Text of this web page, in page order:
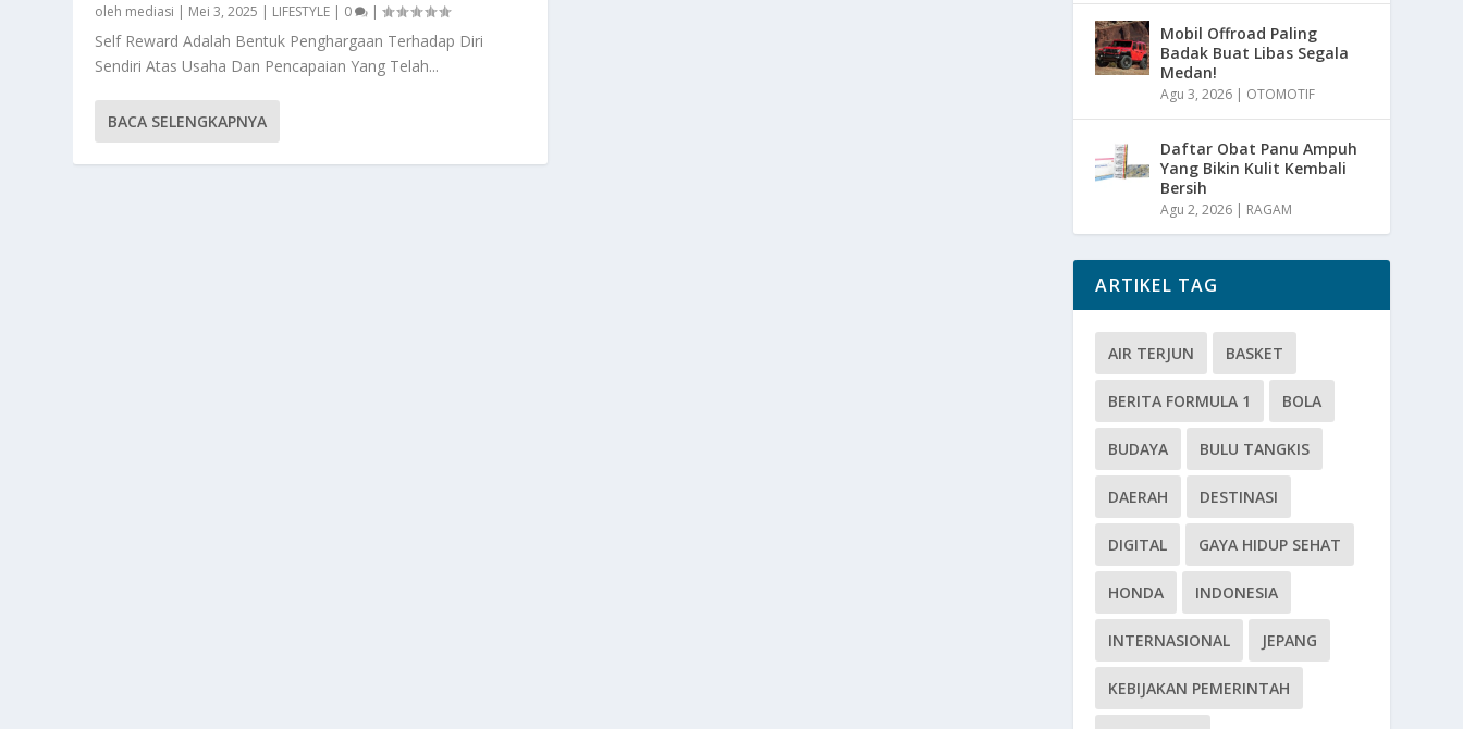
oleh mediasi | Mei 3, 2025 | LIFESTYLE | 0 |
Self Reward Adalah Bentuk Penghargaan Terhadap Diri
Sendiri Atas Usaha Dan Pencapaian Yang Telah...
BACA SELENGKAPNYA
Mobil Offroad Paling
Badak Buat Libas Segala
Medan!
Agu 3, 2026 | OTOMOTIF
Daftar Obat Panu Ampuh
Yang Bikin Kulit Kembali
Bersih
Agu 2, 2026 | RAGAM
ARTIKEL TAG
AIR TERJUN BASKET
BERITA FORMULA 1 BOLA
BUDAYA BULU TANGKIS
DAERAH DESTINASI
DIGITAL GAYA HIDUP SEHAT
HONDA INDONESIA
INTERNASIONAL JEPANG
KEBIJAKAN PEMERINTAH